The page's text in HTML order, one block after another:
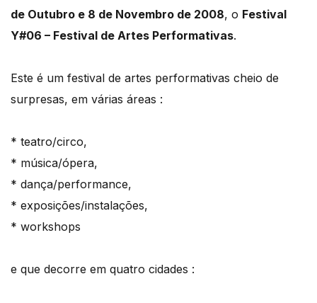
de Outubro e 8 de Novembro de 2008, o Festival
Y#06 – Festival de Artes Performativas.
Este é um festival de artes performativas cheio de
surpresas, em várias áreas :
* teatro/circo,
* música/ópera,
* dança/performance,
* exposições/instalações,
* workshops
e que decorre em quatro cidades :